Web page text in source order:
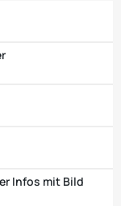
Infos mit Bild